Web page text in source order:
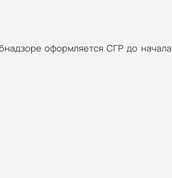
оформляется СГР до начала